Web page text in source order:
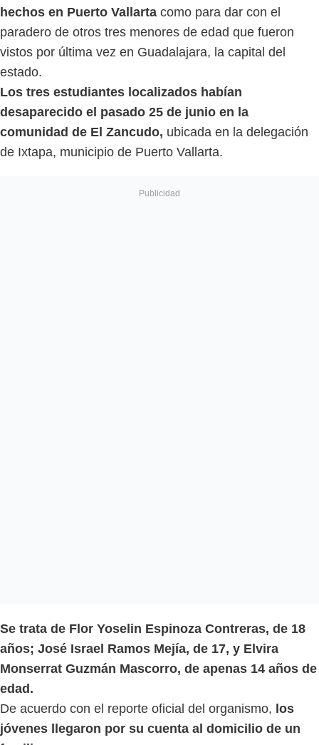
hechos en Puerto Vallarta como para dar con el
paradero de otros tres menores de edad que fueron
vistos por última vez en Guadalajara, la capital del
estado.
Los tres estudiantes localizados habían
desaparecido el pasado 25 de junio en la
comunidad de El Zancudo, ubicada en la delegación
de Ixtapa, municipio de Puerto Vallarta.
Se trata de Flor Yoselin Espinoza Contreras, de 18
años; José Israel Ramos Mejía, de 17, y Elvira
Monserrat Guzmán Mascorro, de apenas 14 años de
edad.
De acuerdo con el reporte oficial del organismo, los
jóvenes llegaron por su cuenta al domicilio de un